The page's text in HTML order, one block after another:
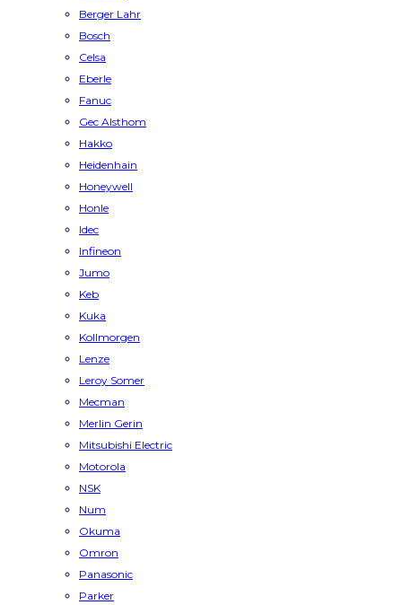
Berger Lahr
Bosch
Celsa
Eberle
Fanuc
Gec Alsthom
Hakko
Heidenhain
Honeywell
Honle
Idec
Infineon
Jumo
Keb
Kuka
Kollmorgen
Lenze
Leroy Somer
Mecman
Merlin Gerin
Mitsubishi Electric
Motorola
NSK
Num
Okuma
Omron
Panasonic
Parker